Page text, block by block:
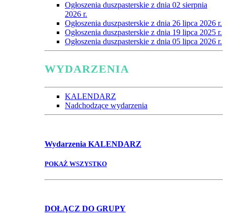
Ogłoszenia duszpasterskie z dnia 02 sierpnia
2026 r.
Ogłoszenia duszpasterskie z dnia 26 lipca 2026 r.
Ogłoszenia duszpasterskie z dnia 19 lipca 2025 r.
Ogłoszenia duszpasterskie z dnia 05 lipca 2026 r.
WYDARZENIA
KALENDARZ
Nadchodzące wydarzenia
Wydarzenia KALENDARZ
POKAŻ WSZYSTKO
DOŁĄCZ DO GRUPY